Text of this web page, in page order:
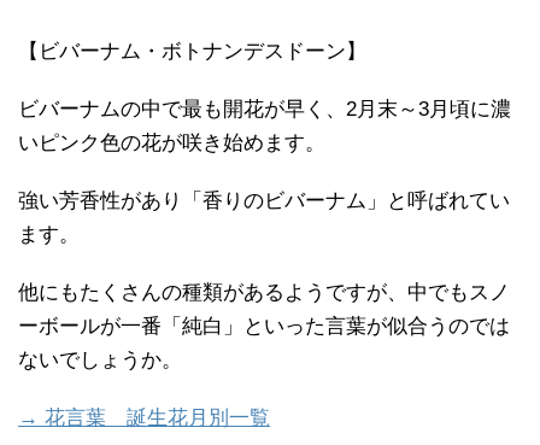
【ビバーナム・ボトナンデスドーン】
ビバーナムの中で最も開花が早く、2月末～3月頃に濃
いピンク色の花が咲き始めます。
強い芳香性があり「香りのビバーナム」と呼ばれてい
ます。
他にもたくさんの種類があるようですが、中でもスノ
ーボールが一番「純白」といった言葉が似合うのでは
ないでしょうか。
→ 花言葉 誕生花月別一覧